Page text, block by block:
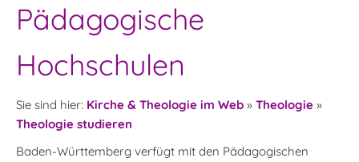
Pädagogische
Hochschulen
Sie sind hier: Kirche & Theologie im Web » Theologie »
Theologie studieren
Baden-Württemberg verfügt mit den Pädagogischen